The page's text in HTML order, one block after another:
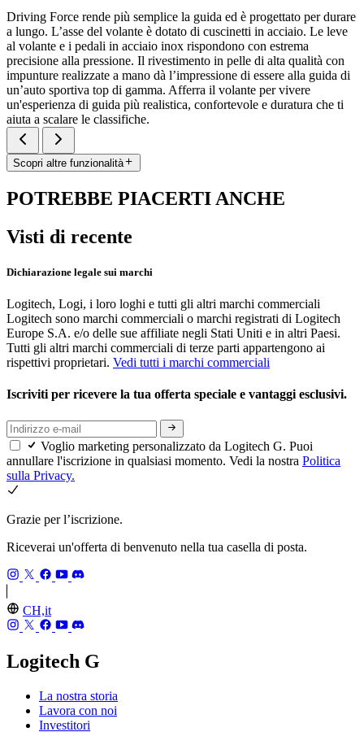
Driving Force rende più semplice la guida ed è progettato per durare
a lungo. L’asse del volante è dotato di cuscinetti in acciaio. Le leve
al volante e i pedali in acciaio inox rispondono con estrema
precisione alla pressione. Il rivestimento in pelle di alta qualità con
impunture realizzate a mano dà l’impressione di essere alla guida di
un’auto sportiva top di gamma. Afferra il volante per vivere
un'esperienza di guida più realistica, confortevole e duratura che ti
aiuta a scalare le classifiche.
Scopri altre funzionalità
POTREBBE PIACERTI ANCHE
Visti di recente
Dichiarazione legale sui marchi
Logitech, Logi, i loro loghi e tutti gli altri marchi commerciali
Logitech sono marchi commerciali o marchi registrati di Logitech
Europe S.A. e/o delle sue affiliate negli Stati Uniti e in altri Paesi.
Tutti gli altri marchi commerciali di terze parti appartengono ai
rispettivi proprietari. Vedi tutti i marchi commerciali
Iscriviti per ricevere la tua offerta speciale e vantaggi esclusivi.
Voglio marketing personalizzato da Logitech G. Puoi
annullare l'iscrizione in qualsiasi momento. Vedi la nostra Politica
sulla Privacy.
Grazie per l’iscrizione.
Riceverai un'offerta di benvenuto nella tua casella di posta.
CH,it
Logitech G
La nostra storia
Lavora con noi
Investitori